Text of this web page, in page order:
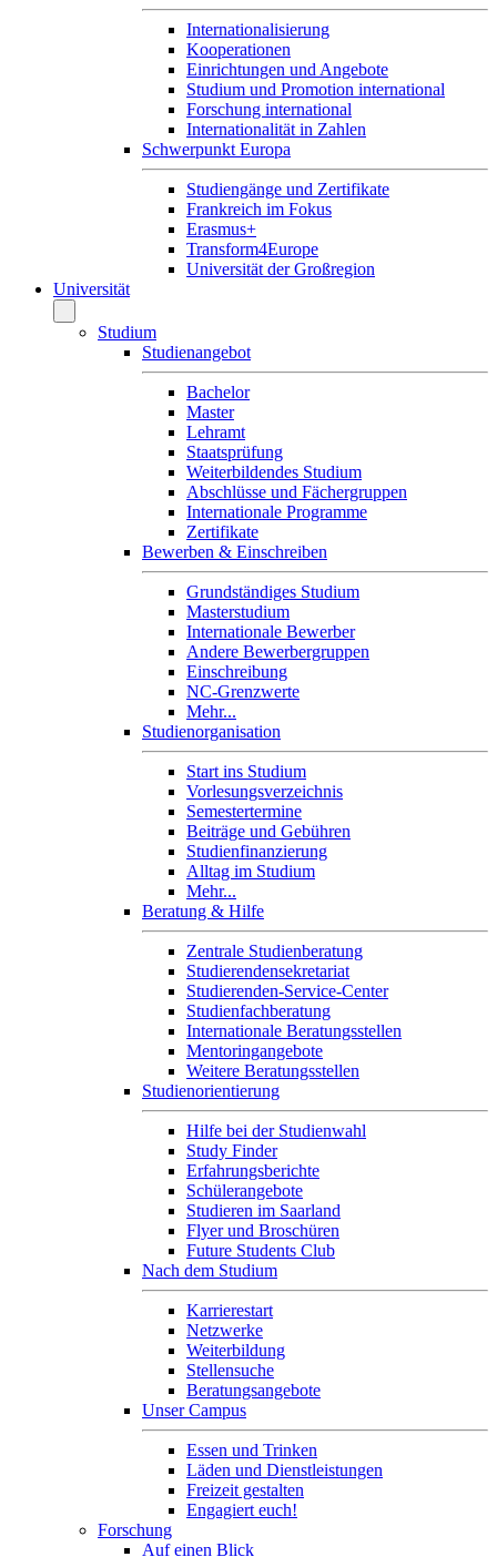
Internationalisierung
Kooperationen
Einrichtungen und Angebote
Studium und Promotion international
Forschung international
Internationalität in Zahlen
Schwerpunkt Europa
Studiengänge und Zertifikate
Frankreich im Fokus
Erasmus+
Transform4Europe
Universität der Großregion
Universität
Studium
Studienangebot
Bachelor
Master
Lehramt
Staatsprüfung
Weiterbildendes Studium
Abschlüsse und Fächergruppen
Internationale Programme
Zertifikate
Bewerben & Einschreiben
Grundständiges Studium
Masterstudium
Internationale Bewerber
Andere Bewerbergruppen
Einschreibung
NC-Grenzwerte
Mehr...
Studienorganisation
Start ins Studium
Vorlesungsverzeichnis
Semestertermine
Beiträge und Gebühren
Studienfinanzierung
Alltag im Studium
Mehr...
Beratung & Hilfe
Zentrale Studienberatung
Studierendensekretariat
Studierenden-Service-Center
Studienfachberatung
Internationale Beratungsstellen
Mentoringangebote
Weitere Beratungsstellen
Studienorientierung
Hilfe bei der Studienwahl
Study Finder
Erfahrungsberichte
Schülerangebote
Studieren im Saarland
Flyer und Broschüren
Future Students Club
Nach dem Studium
Karrierestart
Netzwerke
Weiterbildung
Stellensuche
Beratungsangebote
Unser Campus
Essen und Trinken
Läden und Dienstleistungen
Freizeit gestalten
Engagiert euch!
Forschung
Auf einen Blick